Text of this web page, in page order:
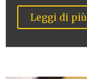
Leggi di più